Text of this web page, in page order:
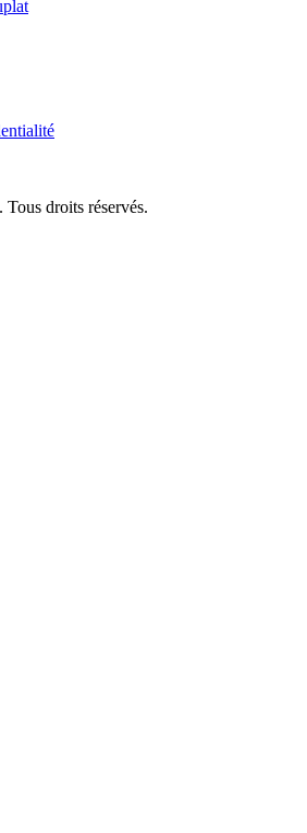
droits réservés.